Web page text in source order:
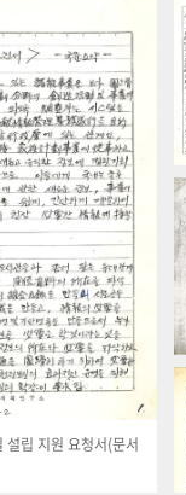
설립 지원 요청서(문서